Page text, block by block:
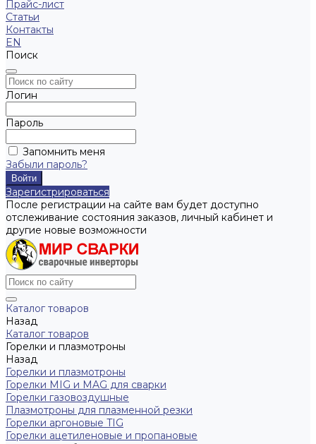
Прайс-лист
Статьи
Контакты
EN
Поиск
Логин
Пароль
Запомнить меня
Забыли пароль?
Зарегистрироваться
После регистрации на сайте вам будет доступно
отслеживание состояния заказов, личный кабинет и
другие новые возможности
Каталог товаров
Назад
Каталог товаров
Горелки и плазмотроны
Назад
Горелки и плазмотроны
Горелки MIG и MAG для сварки
Горелки газовоздушные
Плазмотроны для плазменной резки
Горелки аргоновые TIG
Горелки ацетиленовые и пропановые